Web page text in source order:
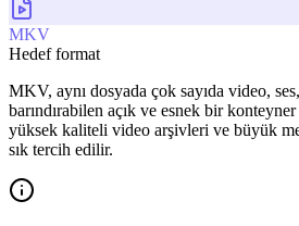
MKV
Hedef format
MKV, aynı dosyada çok sayıda video,
barındırabilen açık ve esnek bir
yüksek kaliteli video arşivleri ve büyük
sık tercih edilir.